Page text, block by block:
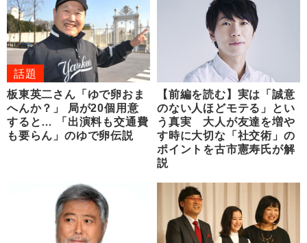
話題
板東英二さん「ゆで卵おま
へんか？」 局が20個用意
すると… 「出演料も交通費
も要らん」のゆで卵伝説
【前編を読む】実は「誠意
のない人ほどモテる」とい
う真実 大人が友達を増や
す時に大切な「社交術」の
ポイントを古市憲寿氏が解
説